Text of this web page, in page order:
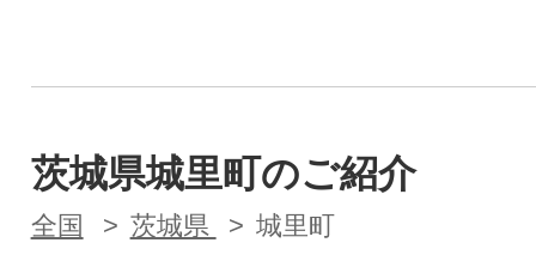
茨城県城里町のご紹介
全国 茨城県 城里町